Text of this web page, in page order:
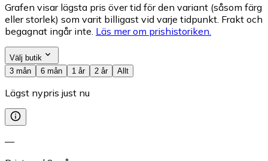
Grafen visar lägsta pris över tid för den variant (såsom färg
eller storlek) som varit billigast vid varje tidpunkt. Frakt och
begagnat ingår inte. Läs mer om prishistoriken.
Välj butik
3 mån
6 mån 1 år 2 år Allt
Lägst nypris just nu
—